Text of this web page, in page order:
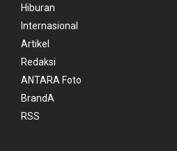
Hiburan
Internasional
Artikel
Redaksi
ANTARA Foto
BrandA
RSS